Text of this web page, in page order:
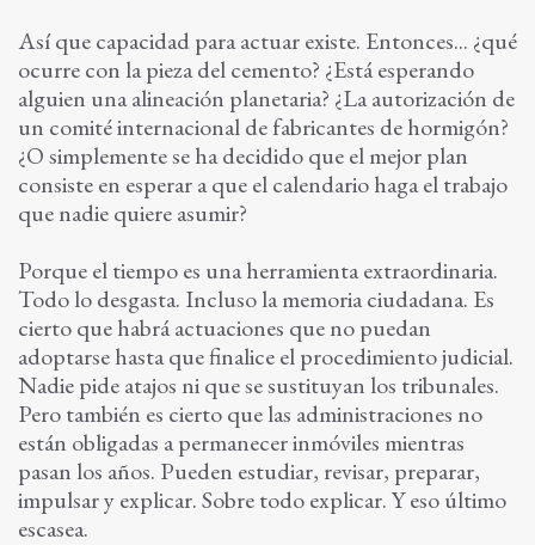
Así que capacidad para actuar existe. Entonces... ¿qué
ocurre con la pieza del cemento? ¿Está esperando
alguien una alineación planetaria? ¿La autorización de
un comité internacional de fabricantes de hormigón?
¿O simplemente se ha decidido que el mejor plan
consiste en esperar a que el calendario haga el trabajo
que nadie quiere asumir?
Porque el tiempo es una herramienta extraordinaria.
Todo lo desgasta. Incluso la memoria ciudadana. Es
cierto que habrá actuaciones que no puedan
adoptarse hasta que finalice el procedimiento judicial.
Nadie pide atajos ni que se sustituyan los tribunales.
Pero también es cierto que las administraciones no
están obligadas a permanecer inmóviles mientras
pasan los años. Pueden estudiar, revisar, preparar,
impulsar y explicar. Sobre todo explicar. Y eso último
escasea.